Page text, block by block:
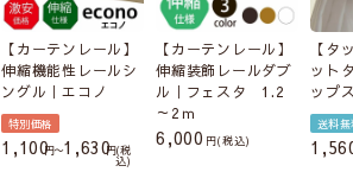
【カーテンレール】
伸縮機能性レールシ
ングル｜エコノ
特別価格
1,100 〜1,630 税
込
【カーテンレール】
伸縮装飾レールダブ
ル｜フェスタ 1.2
～2ｍ
6,000 税込
【タ
ット
ップ
送料無